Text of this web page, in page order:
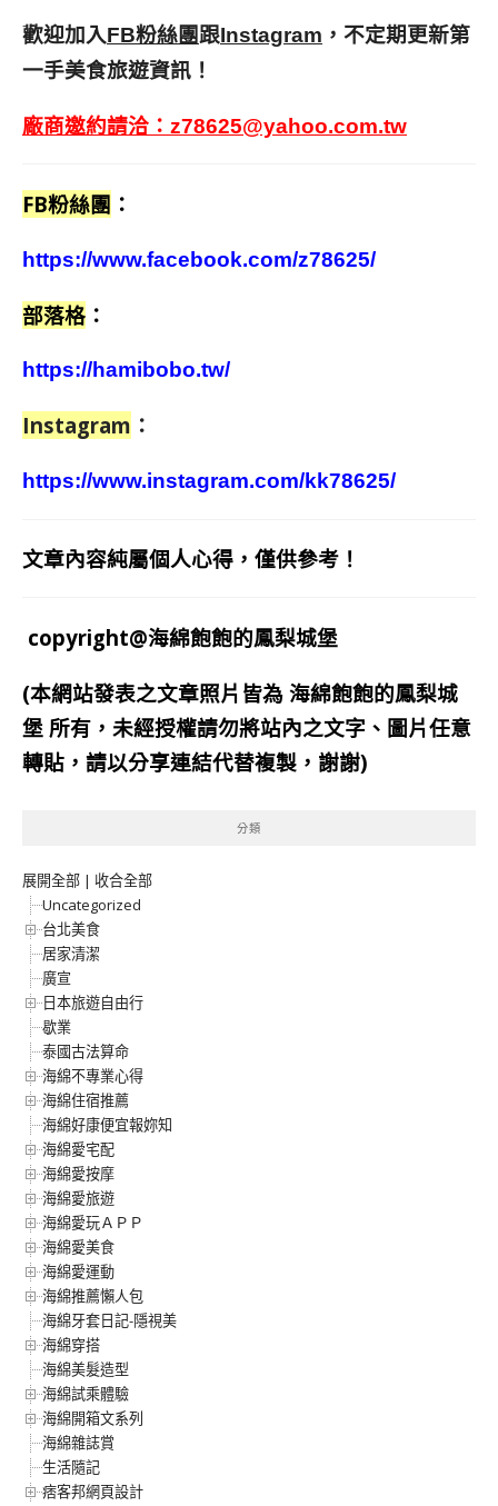
歡迎加入FB粉絲團跟Instagram ，不定期更新第
一手美食旅遊資訊！
廠商邀約請洽： z78625@yahoo.com.tw
FB粉絲團 ：
https://www.facebook.com/z78625/
部落格 ：
https://hamibobo.tw/
Instagram ：
https://www.instagram.com/kk78625/
文章內容純屬個人心得，僅供參考！
copyright@海綿飽飽的鳳梨城堡
(本網站發表之文章照片皆為 海綿飽飽的鳳梨城
堡 所有，未經授權請勿將站內之文字、圖片任意
轉貼，請以分享連結代替複製，謝謝)
分類
展開全部 | 收合全部
Uncategorized
台北美食
居家清潔
廣宣
日本旅遊自由行
歇業
泰國古法算命
海綿不專業心得
海綿住宿推薦
海綿好康便宜報妳知
海綿愛宅配
海綿愛按摩
海綿愛旅遊
海綿愛玩ＡＰＰ
海綿愛美食
海綿愛運動
海綿推薦懶人包
海綿牙套日記-隱視美
海綿穿搭
海綿美髮造型
海綿試乘體驗
海綿開箱文系列
海綿雜誌賞
生活隨記
痞客邦網頁設計